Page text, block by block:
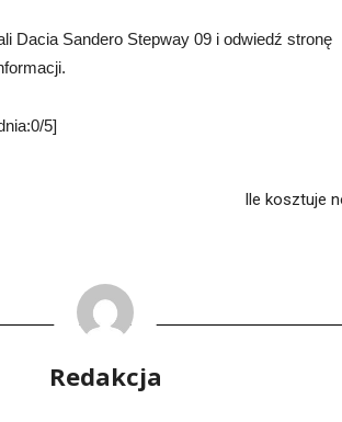
Dacia Sandero Stepway 09 i odwiedź stronę
5]
Ile kosztuje
Redakcja